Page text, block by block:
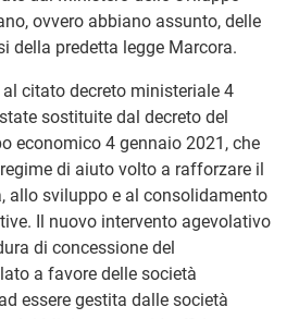
ovvero abbiano assunto, delle
della predetta legge Marcora.
citato decreto ministeriale 4
sostituite dal decreto del
economico 4 gennaio 2021, che
di aiuto volto a rafforzare il
allo sviluppo e al consolidamento
Il nuovo intervento agevolativo
di concessione del
a favore delle società
essere gestita dalle società